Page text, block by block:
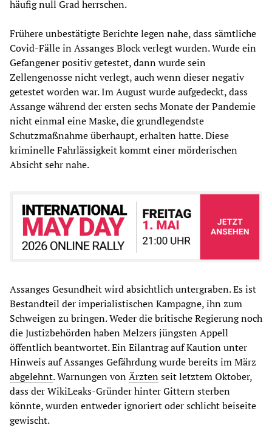
häufig null Grad herrschen.
Frühere unbestätigte Berichte legen nahe, dass sämtliche
Covid-Fälle in Assanges Block verlegt wurden. Wurde ein
Gefangener positiv getestet, dann wurde sein
Zellengenosse nicht verlegt, auch wenn dieser negativ
getestet worden war. Im August wurde aufgedeckt, dass
Assange während der ersten sechs Monate der Pandemie
nicht einmal eine Maske, die grundlegendste
Schutzmaßnahme überhaupt, erhalten hatte. Diese
kriminelle Fahrlässigkeit kommt einer mörderischen
Absicht sehr nahe.
Assanges Gesundheit wird absichtlich untergraben. Es ist
Bestandteil der imperialistischen Kampagne, ihn zum
Schweigen zu bringen. Weder die britische Regierung noch
die Justizbehörden haben Melzers jüngsten Appell
öffentlich beantwortet. Ein Eilantrag auf Kaution unter
Hinweis auf Assanges Gefährdung wurde bereits im März
abgelehnt. Warnungen vonÄrztenseit letztem Oktober,
dass der WikiLeaks-Gründer hinter Gittern sterben
könnte, wurden entweder ignoriert oder schlicht beiseite
gewischt.